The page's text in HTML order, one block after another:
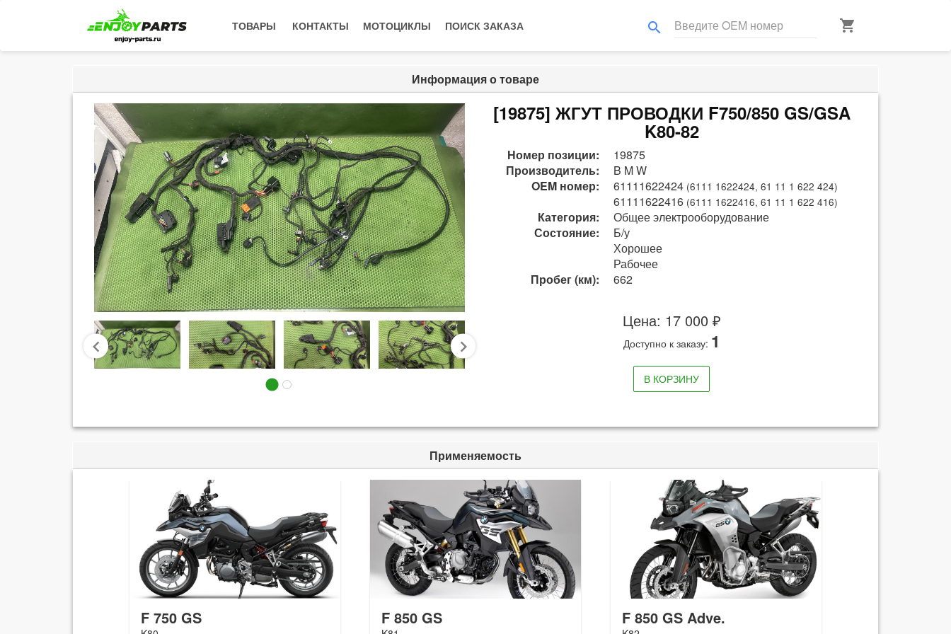
ТОВАРЫ КОНТАКТЫ МОТОЦИКЛЫ ПОИСК ЗАКАЗА search shopping_cart
Информация о товаре
prev next
[19875] ЖГУТ ПРОВОДКИ F750/850 GS/GSA
K80-82
Номер позиции:
19875
Производитель:
B M W
OEM номер:
61111622424 (6111 1622424, 61 11 1 622 424)
61111622416 (6111 1622416, 61 11 1 622 416)
Категория:
Общее электрооборудование
Состояние:
Б/у
Хорошее
Рабочее
Пробег (км):
662
Цена: 17 000 ₽
Доступно к заказу: 1
В КОРЗИНУ
Применяемость
F 750 GS F 850 GS F 850 GS Adve.